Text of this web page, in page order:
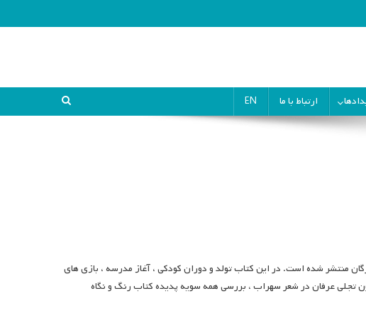
ارتباط با ما EN
منتشر شده است. در این کتاب تولد و دوران کودکی ، آغاز مدرسه ، بازی های
تجلی عرفان در شعر سهراب ، بررسی همه سویه پدیده کتاب رنگ و نگاه